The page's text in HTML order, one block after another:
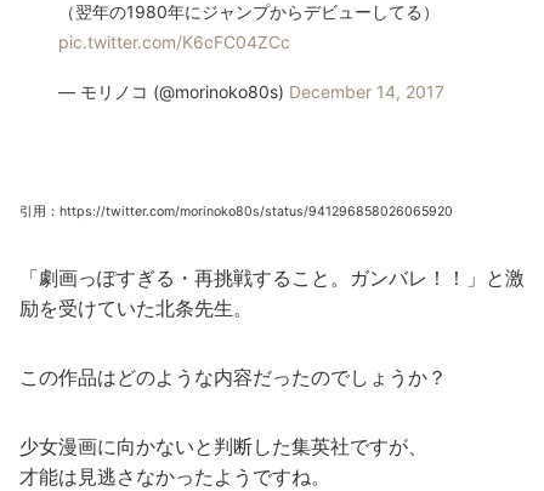
（翌年の1980年にジャンプからデビューしてる）
pic.twitter.com/K6cFC04ZCc
— モリノコ (@morinoko80s) December 14, 2017
引用：https://twitter.com/morinoko80s/status/941296858026065920
「劇画っぽすぎる・再挑戦すること。ガンバレ！！」と激
励を受けていた北条先生。
この作品はどのような内容だったのでしょうか？
少女漫画に向かないと判断した集英社ですが、
才能は見逃さなかったようですね。